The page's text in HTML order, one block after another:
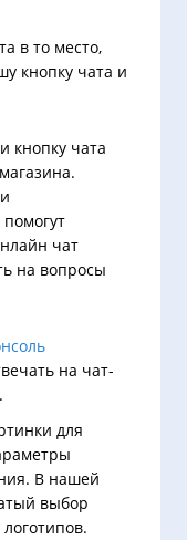
в то место,
кнопку чата и
кнопку чата
чат
на вопросы
на чат-
для
В нашей
выбор